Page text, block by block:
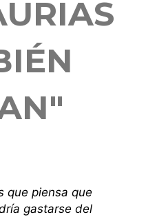
que piensa que
gastarse del